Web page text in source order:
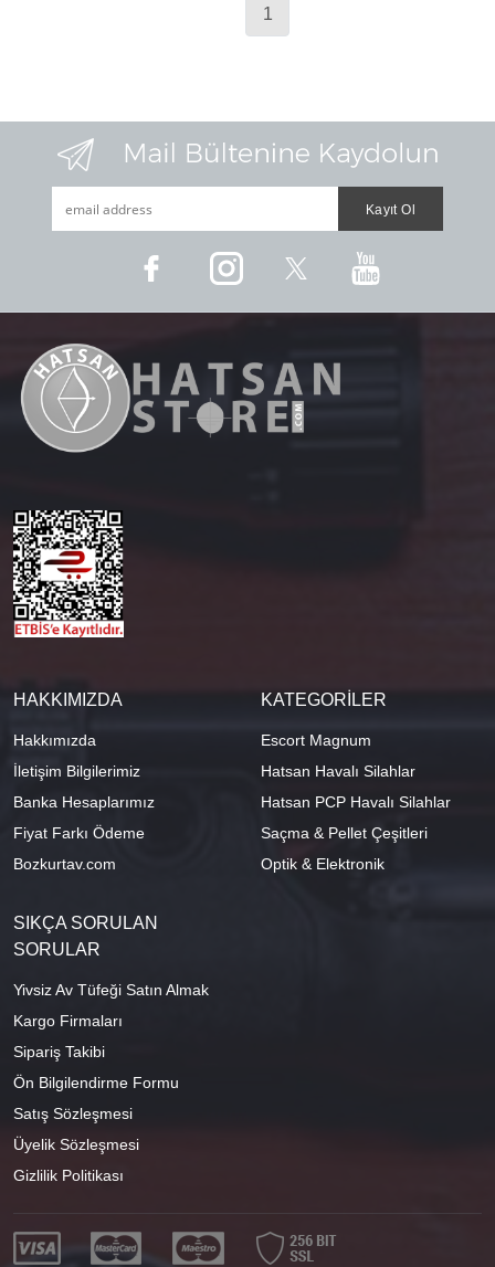
1
HAKKIMIZDA
Hakkımızda
İletişim Bilgilerimiz
Banka Hesaplarımız
Fiyat Farkı Ödeme
Bozkurtav.com
KATEGORİLER
Escort Magnum
Hatsan Havalı Silahlar
Hatsan PCP Havalı Silahlar
Saçma & Pellet Çeşitleri
Optik & Elektronik
SIKÇA SORULAN
SORULAR
Yivsiz Av Tüfeği Satın Almak
Kargo Firmaları
Sipariş Takibi
Ön Bilgilendirme Formu
Satış Sözleşmesi
Üyelik Sözleşmesi
Gizlilik Politikası